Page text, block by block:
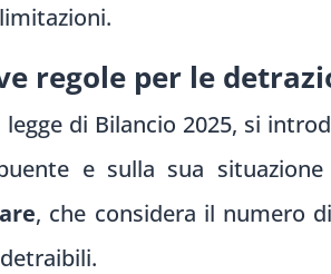
regole per le
legge di Bilancio 2025, si
e sulla sua
, che considera il numero